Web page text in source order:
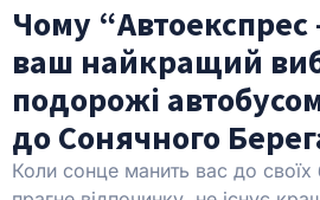
Чому “Автоекспрес
ваш найкращий
подорожі
до Сонячного
Коли сонце манить вас до своїх